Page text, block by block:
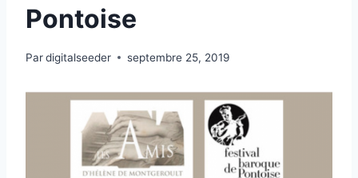
Pontoise
Pardigitalseeder septembre 25, 2019